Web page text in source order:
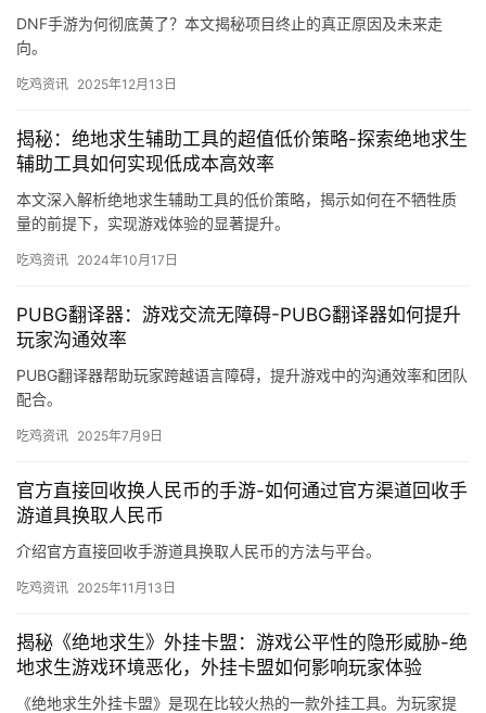
DNF手游为何彻底黄了？本文揭秘项目终止的真正原因及未来走
向。
吃鸡资讯 2025年12月13日
揭秘：绝地求生辅助工具的超值低价策略-探索绝地求生
辅助工具如何实现低成本高效率
本文深入解析绝地求生辅助工具的低价策略，揭示如何在不牺牲质
量的前提下，实现游戏体验的显著提升。
吃鸡资讯 2024年10月17日
PUBG翻译器：游戏交流无障碍-PUBG翻译器如何提升
玩家沟通效率
PUBG翻译器帮助玩家跨越语言障碍，提升游戏中的沟通效率和团队
配合。
吃鸡资讯 2025年7月9日
官方直接回收换人民币的手游-如何通过官方渠道回收手
游道具换取人民币
介绍官方直接回收手游道具换取人民币的方法与平台。
吃鸡资讯 2025年11月13日
揭秘《绝地求生》外挂卡盟：游戏公平性的隐形威胁-绝
地求生游戏环境恶化，外挂卡盟如何影响玩家体验
《绝地求生外挂卡盟》是现在比较火热的一款外挂工具。为玩家提